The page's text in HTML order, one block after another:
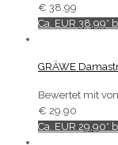
€ 38.99
Ca. EUR 38,99*
GRÄWE
Bewertet mit
€ 29.90
Ca. EUR 29,90*